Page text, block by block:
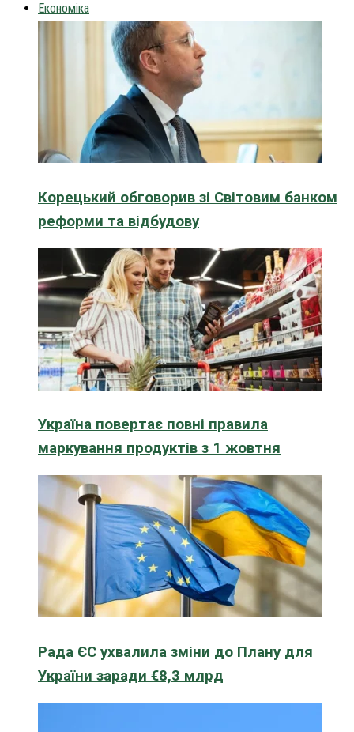
Економіка
Корецький обговорив зі Світовим банком
реформи та відбудову
Україна повертає повні правила
маркування продуктів з 1 жовтня
Рада ЄС ухвалила зміни до Плану для
України заради €8,3 млрд